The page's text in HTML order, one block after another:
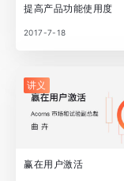
提高产品功能使用度
2017-7-18
讲义
赢在用户激活